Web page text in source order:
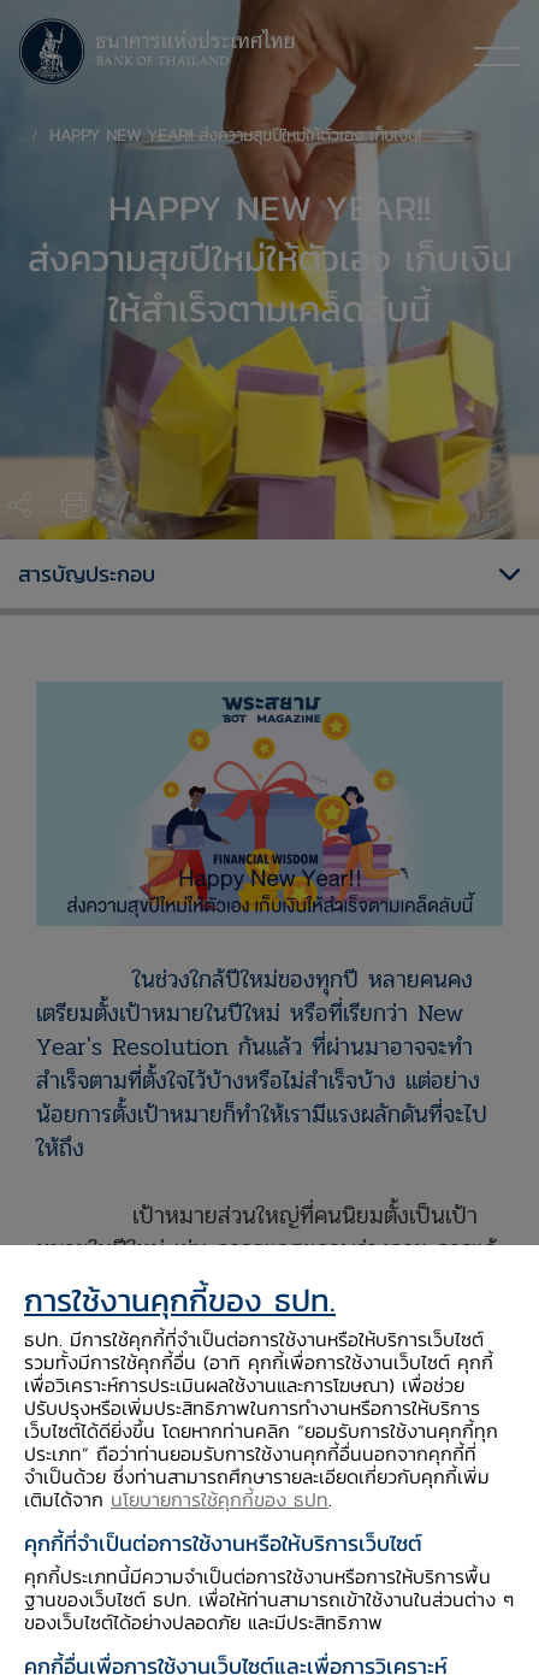
HAPPY NEW YEAR!! ส่งความสุขปีใหม่ให้ตัวเอง เก็บเงินให้สำเร็จตามเคล็ดลับนี้
HAPPY NEW YEAR!!
ส่งความสุขปีใหม่ให้ตัวเอง เก็บเงิน
ให้สำเร็จตามเคล็ดลับนี้
ในช่วงใกล้ปีใหม่ของทุกปี หลายคนคง
เตรียมตั้งเป้าหมายในปีใหม่ หรือที่เรียกว่า New
Year's Resolution กันแล้ว ที่ผ่านมาอาจจะทำ
สำเร็จตามที่ตั้งใจไว้บ้างหรือไม่สำเร็จบ้าง แต่อย่าง
น้อยการตั้งเป้าหมายก็ทำให้เรามีแรงผลักดันที่จะไป
ให้ถึง
เป้าหมายส่วนใหญ่ที่คนนิยมตั้งเป็นเป้า
หมายในปีใหม่ เช่น การดูแลสุขภาพร่างกาย การแก้
นิสัยบางอย่าง
แต่อีกเรื่องหนึ่งที่เราไม่ควรมองข้ามก็
คือ เป้าหมายทางการเงิน
เป้าหมายทางการเงินอาจมีได้หลายแบบ
ขึ้นอยู่กับความปรารถนาหรือความฝันที่แต่ละคน
อยากทำให้สำเร็จ ซึ่งมักจะเป็นการออมหรือการ
ลงทุนเพื่อเป้าหมายบางอย่าง ไม่ว่าจะเป็นการซื้อ
บ้าน ซื้อรถ เกษียณสุข หรือท่องเที่ยว แต่
หมายทางการเงินที่ดีนั้น จะต้องเป็นเป้าหมายที่
ชัดเจน วัดผลได้ สามารถทำให้สำเร็จได้ สมเหตุสม
ผล และมีกำหนดกรอบเวลาแน่นอนรวมถึงควรมี
การจัดลำดับความสำคัญของเป้าหมายทางการเงิน
สารบัญประกอบ
การใช้งานคุกกี้ของ ธปท.
ธปท. มีการใช้คุกกี้ที่จำเป็นต่อการใช้งานหรือให้บริการเว็บไซต์
รวมทั้งมีการใช้คุกกี้อื่น (อาทิ คุกกี้เพื่อการใช้งานเว็บไซต์ คุกกี้
เพื่อวิเคราะห์การประเมินผลใช้งานและการโฆษณา) เพื่อช่วย
ปรับปรุงหรือเพิ่มประสิทธิภาพในการทำงานหรือการให้บริการ
เว็บไซต์ได้ดียิ่งขึ้น โดยหากท่านคลิก “ยอมรับการใช้งานคุกกี้ทุก
ประเภท” ถือว่าท่านยอมรับการใช้งานคุกกี้อื่นนอกจากคุกกี้ที่
จำเป็นด้วย ซึ่งท่านสามารถศึกษารายละเอียดเกี่ยวกับคุกกี้เพิ่ม
เติมได้จาก นโยบายการใช้คุกกี้ของ ธปท.
คุกกี้ที่จำเป็นต่อการใช้งานหรือให้บริการเว็บไซต์
คุกกี้ประเภทนี้มีความจำเป็นต่อการใช้งานหรือการให้บริการพื้น
ฐานของเว็บไซต์ ธปท. เพื่อให้ท่านสามารถเข้าใช้งานในส่วนต่าง ๆ
ของเว็บไซต์ได้อย่างปลอดภัย และมีประสิทธิภาพ
คุกกี้อื่นเพื่อการใช้งานเว็บไซต์และเพื่อการวิเคราะห์